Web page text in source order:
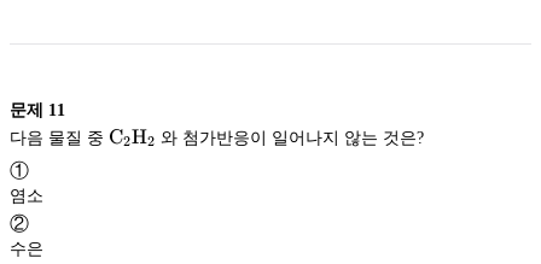
_3\quad
\mathrm{CH}
CH
-
\mathrm{CH}
CH
_3
문제 11
다음 물질 중 \rm
C2H2
①
염소
②
수은